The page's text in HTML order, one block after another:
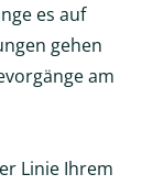
es auf
gehen
am
Linie Ihrem